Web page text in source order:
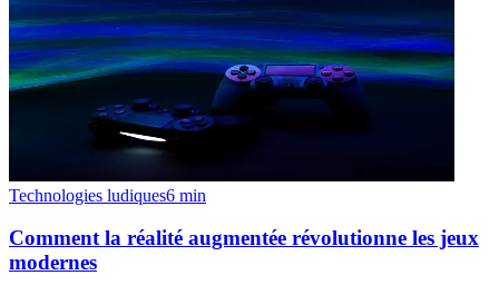
Technologies ludiques6 min
Comment la réalité augmentée révolutionne les jeux
modernes